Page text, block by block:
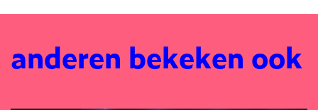
anderen bekeken ook